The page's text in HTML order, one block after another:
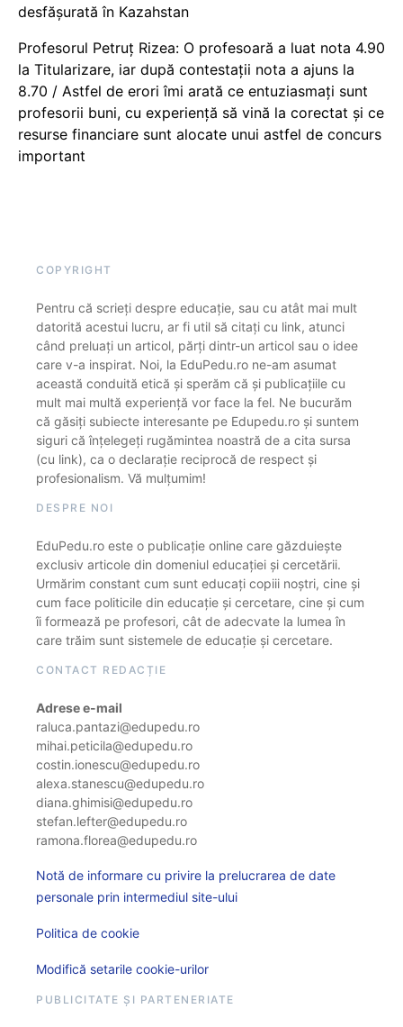
desfășurată în Kazahstan
Profesorul Petruț Rizea: O profesoară a luat nota 4.90
la Titularizare, iar după contestații nota a ajuns la
8.70 / Astfel de erori îmi arată ce entuziasmați sunt
profesorii buni, cu experiență să vină la corectat și ce
resurse financiare sunt alocate unui astfel de concurs
important
COPYRIGHT
Pentru că scrieți despre educație, sau cu atât mai mult
datorită acestui lucru, ar fi util să citați cu link, atunci
când preluați un articol, părți dintr-un articol sau o idee
care v-a inspirat. Noi, la EduPedu.ro ne-am asumat
această conduită etică și sperăm că și publicațiile cu
mult mai multă experiență vor face la fel. Ne bucurăm
că găsiți subiecte interesante pe Edupedu.ro și suntem
siguri că înțelegeți rugămintea noastră de a cita sursa
(cu link), ca o declarație reciprocă de respect și
profesionalism. Vă mulțumim!
DESPRE NOI
EduPedu.ro este o publicație online care găzduiește
exclusiv articole din domeniul educației și cercetării.
Urmărim constant cum sunt educați copiii noștri, cine și
cum face politicile din educație și cercetare, cine și cum
îi formează pe profesori, cât de adecvate la lumea în
care trăim sunt sistemele de educație și cercetare.
CONTACT REDACȚIE
Adrese e-mail
raluca.pantazi@edupedu.ro
mihai.peticila@edupedu.ro
costin.ionescu@edupedu.ro
alexa.stanescu@edupedu.ro
diana.ghimisi@edupedu.ro
stefan.lefter@edupedu.ro
ramona.florea@edupedu.ro
Notă de informare cu privire la prelucrarea de date
personale prin intermediul site-ului
Politica de cookie
Modifică setarile cookie-urilor
PUBLICITATE ȘI PARTENERIATE